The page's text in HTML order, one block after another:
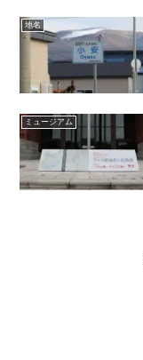
地名
ミュージアム